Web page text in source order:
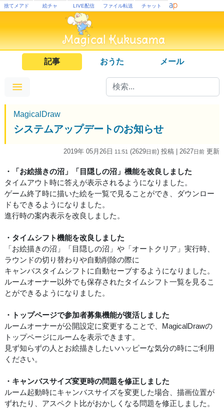
捨てメアド 絵チャ LIVE配信 ファイル転送 チャット
記事 おうた メール
MagicalDraw
システムアップデートのお知らせ
2019年 05月26日 11:51 (2629日前) 投稿 | 2627日前 更新
・「お絵描きの沼」「目隠しの沼」機能を改良しました
タイムアウト時に答えが表示されるようになりました。
ゲーム終了時に描いた絵を一覧で見ることができ、ダウンロー
ドもできるようになりました。
進行時の案内表示を改良しました。
・タイムシフト機能を改良しました
「お絵描きの沼」「目隠しの沼」や「オートクリア」実行時、
ラウンドの切り替わりや自動削除の際に
キャンバスタイムシフトに自動セーブするようになりました。
ルームオーナー以外でも保存されたタイムシフト一覧を見るこ
とができるようになりました。
・トップページで参加者募集機能が復活しました
ルームオーナーが公開設定に変更することで、MagicalDrawの
トップページにルームを表示できます。
見ず知らずの人とお絵描きしたいハッピーな気分の時にご利用
ください。
・キャンバスサイズ変更時の問題を修正しました
ルーム起動時にキャンバスサイズを変更した場合、描画位置が
ずれたり、アスペクト比がおかしくなる問題を修正しました。